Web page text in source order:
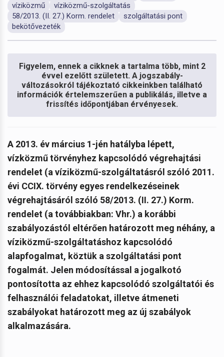
víziközmű
víziközmű-szolgáltatás
58/2013. (II. 27.) Korm. rendelet
szolgáltatási pont
bekötővezeték
Figyelem, ennek a cikknek a tartalma több, mint 2
évvel ezelőtt született. A jogszabály-
változásokról tájékoztató cikkeinkben található
információk értelemszerűen a publikálás, illetve a
frissítés időpontjában érvényesek.
A 2013. év március 1-jén hatályba lépett,
vízközmű törvényhez kapcsolódó végrehajtási
rendelet (a víziközmű-szolgáltatásról szóló 2011.
évi CCIX. törvény egyes rendelkezéseinek
végrehajtásáról szóló 58/2013. (II. 27.) Korm.
rendelet (a továbbiakban: Vhr.) a korábbi
szabályozástól eltérően határozott meg néhány, a
víziközmű-szolgáltatáshoz kapcsolódó
alapfogalmat, köztük a szolgáltatási pont
fogalmát. Jelen módosítással a jogalkotó
pontosította az ehhez kapcsolódó szolgáltatói és
felhasználói feladatokat, illetve átmeneti
szabályokat határozott meg az új szabályok
alkalmazására.